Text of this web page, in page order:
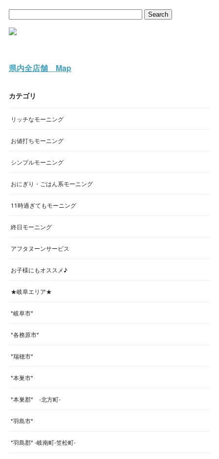
県内全店舗 Map
カテゴリ
リッチなモーニング
お値打ちモーニング
シンプルモーニング
おにぎり・ごはん系モーニング
11時過ぎてもモーニング
終日モーニング
アフタヌーンサービス
お子様にもオススメ♪
★岐阜エリア★
*岐阜市*
*各務原市*
*瑞穂市*
*本巣市*
*本巣郡* -北方町-
*羽島市*
*羽島郡* -岐南町-笠松町-